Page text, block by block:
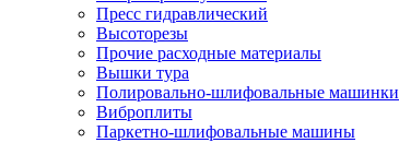
Пресс гидравлический
Высоторезы
Прочие расходные материалы
Вышки тура
Полировально-шлифовальные машинки
Виброплиты
Паркетно-шлифовальные машины